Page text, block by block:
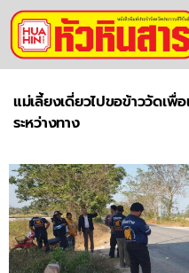
แม่เลี้ยงเดี่ยวไปขอข้าววัดเพื่
ระหว่างทาง